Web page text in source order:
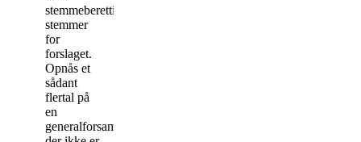
stemmeberettigede
stemmer
for
forslaget.
Opnås et
sådant
flertal på
en
generalforsamling,